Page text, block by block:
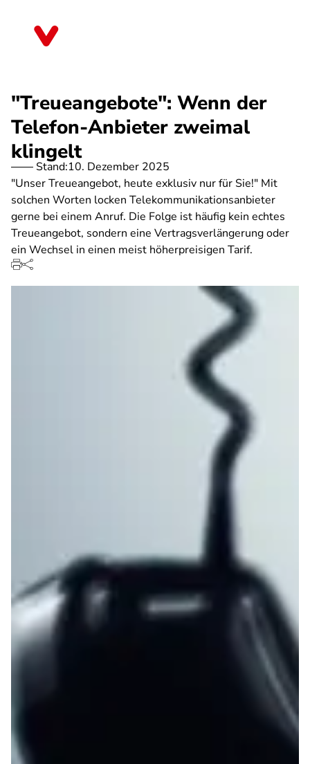
"Treueangebote": Wenn der
Telefon-Anbieter zweimal
klingelt
Stand:10. Dezember 2025
"Unser Treueangebot, heute exklusiv nur für Sie!" Mit
solchen Worten locken Telekommunikationsanbieter
gerne bei einem Anruf. Die Folge ist häufig kein echtes
Treueangebot, sondern eine Vertragsverlängerung oder
ein Wechsel in einen meist höherpreisigen Tarif.